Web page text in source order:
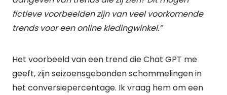
fictieve voorbeelden zijn van veel voorkomende
trends voor een online kledingwinkel.”
Het voorbeeld van een trend die Chat GPT me
geeft, zijn seizoensgebonden schommelingen in
het conversiepercentage. Ik vraag hem om een